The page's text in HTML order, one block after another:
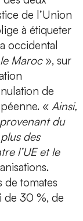
de l’Union
à étiqueter
occidental
Maroc», sur
de
« Ainsi,
du
des
l’UE et le
de tomates
de 30 %, de